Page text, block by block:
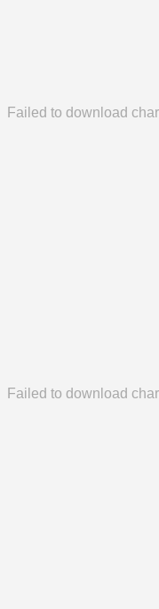
Failed to download
Failed to download